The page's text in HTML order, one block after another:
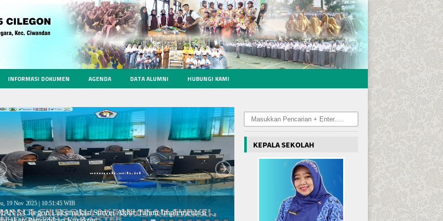
INFORMASI DOKUMEN AGENDA DATA ALUMNI HUBUNGI KAMI
text Caption text
19 Nov 2025 | 10:51:45 WIB
5 Cilegon Laksanakan Survei Akhir Tahun Implementasi
Selasa, 18 Nov 2025 | 13:54:38 WIB
SELAMAT Dr. H. JAMALUDDIN, M.Pd KEPALA DINAS
KEPALA SEKOLAH